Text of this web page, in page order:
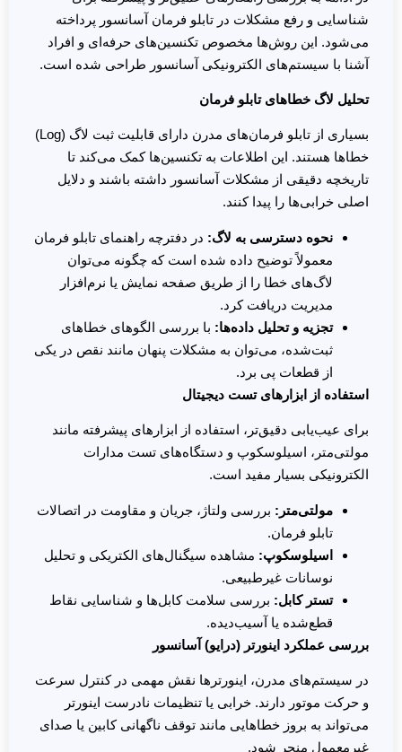
شناسایی و رفع مشکلات در تابلو فرمان آسانسور پرداخته
می‌شود. این روش‌ها مخصوص تکنسین‌های حرفه‌ای و افراد
آشنا با سیستم‌های الکترونیکی آسانسور طراحی شده است.
تحلیل لاگ خطاهای تابلو فرمان
بسیاری از تابلو فرمان‌های مدرن دارای قابلیت ثبت لاگ (Log)
خطاها هستند. این اطلاعات به تکنسین‌ها کمک می‌کند تا
تاریخچه دقیقی از مشکلات آسانسور داشته باشند و دلایل
اصلی خرابی‌ها را پیدا کنند.
نحوه دسترسی به لاگ: در دفترچه راهنمای تابلو فرمان
معمولاً توضیح داده شده است که چگونه می‌توان
لاگ‌های خطا را از طریق صفحه نمایش یا نرم‌افزار
مدیریت دریافت کرد.
تجزیه و تحلیل داده‌ها: با بررسی الگوهای خطاهای
ثبت‌شده، می‌توان به مشکلات پنهان مانند نقص در یکی
از قطعات پی برد.
استفاده از ابزارهای تست دیجیتال
برای عیب‌یابی دقیق‌تر، استفاده از ابزارهای پیشرفته مانند
مولتی‌متر، اسیلوسکوپ و دستگاه‌های تست مدارات
الکترونیکی بسیار مفید است.
مولتی‌متر : بررسی ولتاژ، جریان و مقاومت در اتصالات
تابلو فرمان.
اسیلوسکوپ: مشاهده سیگنال‌های الکتریکی و تحلیل
نوسانات غیرطبیعی.
تستر کابل: بررسی سلامت کابل‌ها و شناسایی نقاط
قطع‌شده یا آسیب‌دیده.
بررسی عملکرد اینورتر (درایو) آسانسور
در سیستم‌های مدرن، اینورترها نقش مهمی در کنترل سرعت
و حرکت موتور دارند. خرابی یا تنظیمات نادرست اینورتر
می‌تواند به بروز خطاهایی مانند توقف ناگهانی کابین یا صدای
غیرمعمول منجر شود.